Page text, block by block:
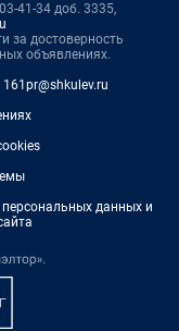
41-34 доб. 3335,
за достоверность
объявлениях.
161pr@shkulev.ru
данных и